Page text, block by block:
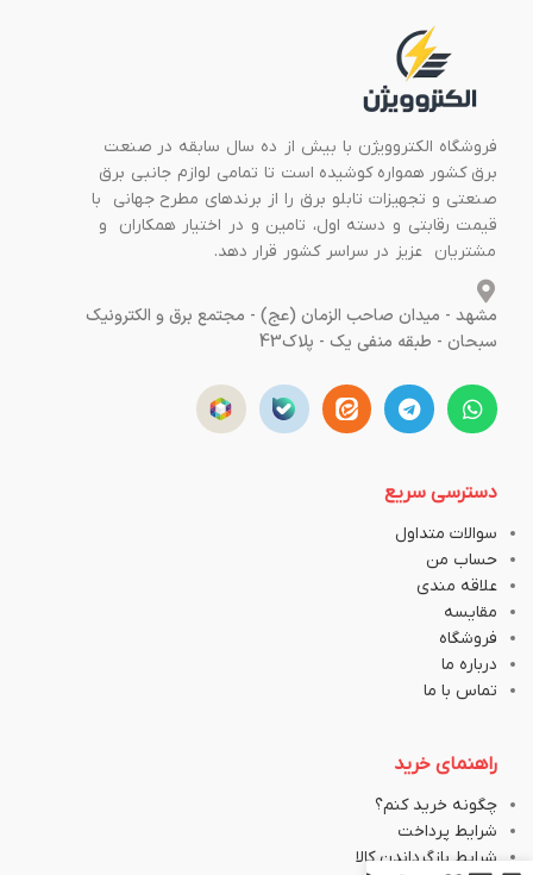
فروشگاه الکتروویژن با بیش از ده سال سابقه در صنعت
برق کشور همواره کوشیده است تا تمامی لوازم جانبی برق
صنعتی و تجهیزات تابلو برق را از برندهای مطرح جهانی با
قیمت رقابتی و دسته اول، تامین و در اختیار همکاران و
مشتریان عزیز در سراسر کشور قرار دهد.
مشهد - میدان صاحب الزمان (عج) - مجتمع برق و الکترونیک
سبحان - طبقه منفی یک - پلاک43
دسترسی سریع
سوالات متداول
حساب من
علاقه مندی
مقایسه
فروشگاه
درباره ما
تماس با ما
راهنمای خرید
چگونه خرید کنم؟
شرایط پرداخت
شرایط بازگرداندن کالا